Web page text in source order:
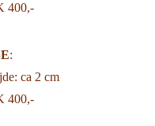
400,-
:
ca 2 cm
400,-